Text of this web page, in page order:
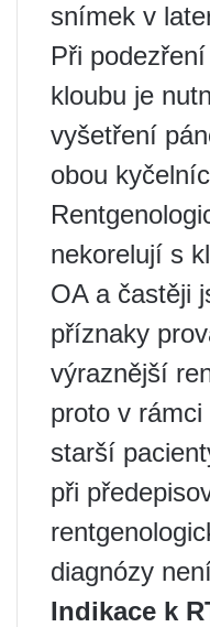
snímek v
Při
kloubu je
vyšetření
obou
nekorelují s
OA a častěji
příznaky
výraznější
proto v
starší
při
diagnózy
Indikace k